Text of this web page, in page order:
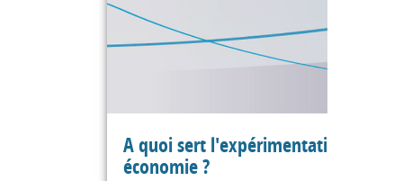
A quoi sert l'expérimentation en
économie ?